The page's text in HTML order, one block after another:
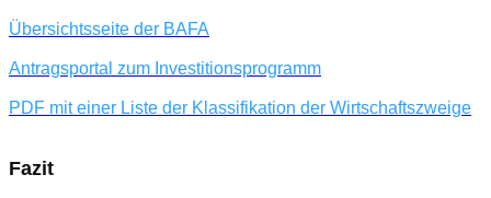
Übersichtsseite der BAFA
Antragsportal zum Investitionsprogramm
PDF mit einer Liste der Klassifikation der Wirtschaftszweige
Fazit